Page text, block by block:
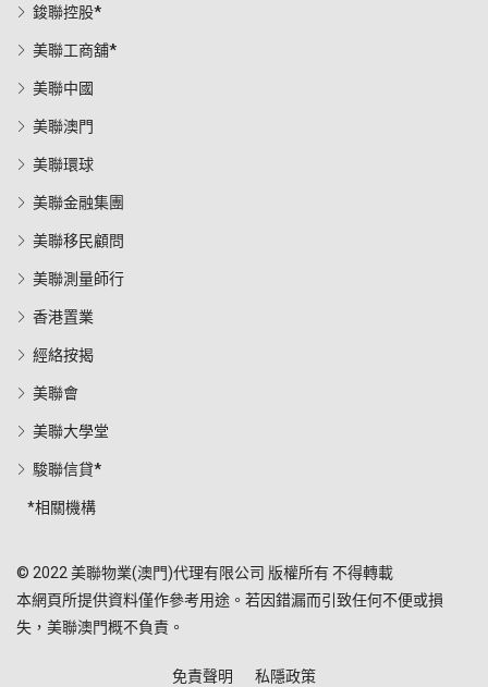
鋑聯控股*
美聯工商舖*
美聯中國
美聯澳門
美聯環球
美聯金融集團
美聯移民顧問
美聯測量師行
香港置業
經絡按揭
美聯會
美聯大學堂
駿聯信貸*
*相關機構
© 2022 美聯物業(澳門)代理有限公司 版權所有 不得轉載
本網頁所提供資料僅作參考用途。若因錯漏而引致任何不便或損
失，美聯澳門概不負責。
免責聲明 私隱政策